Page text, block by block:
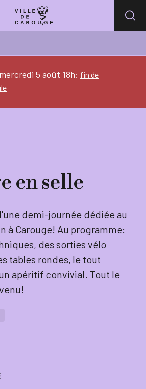
Démarches
5 août 18h: fin de
en selle
demi-journée dédiée au
à Carouge! Au programme:
des sorties vélo
tables rondes, le tout
apéritif convivial. Tout le